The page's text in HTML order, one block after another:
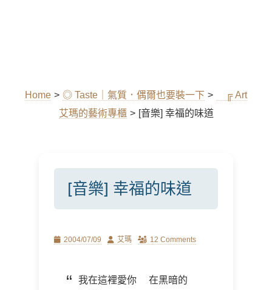
Home > ◎ Taste｜氣質．偶爾也要裝一下 >
╔ Art
艾瑪的藝術專櫃 > [音樂] 幸福的味道
[音樂] 幸福的味道
Posted
2004/07/09 Author
艾瑪 12 Comments
我在這裡愛你 在黑暗的